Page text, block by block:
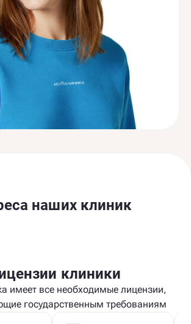
наших клиник
клиники
имеет все необходимые лицензии,
государственным требованиям